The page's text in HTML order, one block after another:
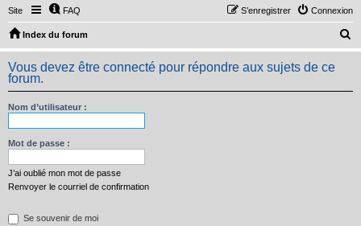
Site FAQ Connexion
S’enregistrer
Index du forum
e
h
Vous devez être connecté pour répondre aux sujets de ce
forum.
Nom d’utilisateur :
Mot de passe :
J’ai oublié mon mot de passe
Renvoyer le courriel de confirmation
Se souvenir de moi